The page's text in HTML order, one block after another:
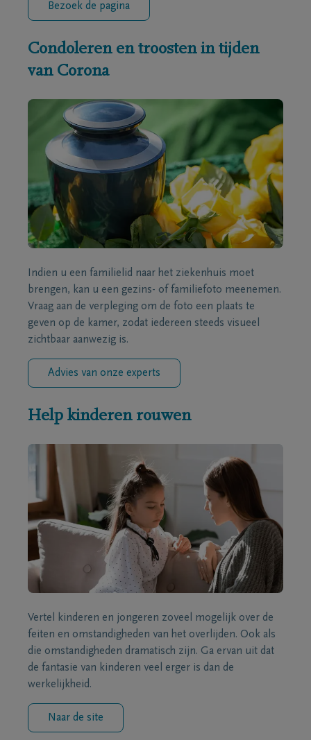
Bezoek de pagina
Condoleren en troosten in tijden
van Corona
Indien u een familielid naar het ziekenhuis moet
brengen, kan u een gezins- of familiefoto meenemen.
Vraag aan de verpleging om de foto een plaats te
geven op de kamer, zodat iedereen steeds visueel
zichtbaar aanwezig is.
Advies van onze experts
Help kinderen rouwen
Vertel kinderen en jongeren zoveel mogelijk over de
feiten en omstandigheden van het overlijden. Ook als
die omstandigheden dramatisch zijn. Ga ervan uit dat
de fantasie van kinderen veel erger is dan de
werkelijkheid.
Naar de site